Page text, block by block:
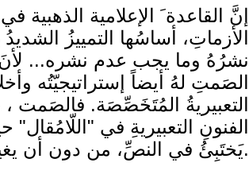
إنَّ ​القاعدة​ َ الإعلامية الذهبية
الأزماتِ، أساسُها التمييزُ
نشرُهُ وما يجب عدم نشره... لأنَ
الصَمتِ لهُ أيضاً إستراتيجيّتُه
التعبيريةُ المُتَخَصِّصَة. فالصَمت ،
ُالفنونِ التعبيريةِ في "اللّامُقال"
يَختَبِئُ في النصِّ، من دون أن يغيب فيه ِ كلّيّاً.